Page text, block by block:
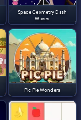
Space Geometry Dash
Waves
Pic Pie Wonders